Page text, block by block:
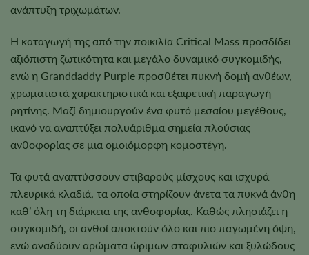
ανάπτυξη τριχωμάτων.
Η καταγωγή της από την ποικιλία Critical Mass προσδίδει
αξιόπιστη ζωτικότητα και μεγάλο δυναμικό συγκομιδής,
ενώ η Granddaddy Purple προσθέτει πυκνή δομή ανθέων,
χρωματιστά χαρακτηριστικά και εξαιρετική παραγωγή
ρητίνης. Μαζί δημιουργούν ένα φυτό μεσαίου μεγέθους,
ικανό να αναπτύξει πολυάριθμα σημεία πλούσιας
ανθοφορίας σε μια ομοιόμορφη κομοστέγη.
Τα φυτά αναπτύσσουν στιβαρούς μίσχους και ισχυρά
πλευρικά κλαδιά, τα οποία στηρίζουν άνετα τα πυκνά άνθη
καθ’ όλη τη διάρκεια της ανθοφορίας. Καθώς πλησιάζει η
συγκομιδή, οι ανθοί αποκτούν όλο και πιο παγωμένη όψη,
ενώ αναδύουν αρώματα ώριμων σταφυλιών και ξυλώδους